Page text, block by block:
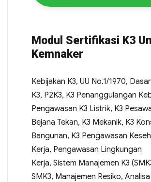
Modul Sertifikasi K3
Kemnaker
Kebijakan K3, UU No.1/1970,
K3, P2K3, K3 Penanggulangan
Pengawasan K3 Listrik, K3
Bejana Tekan, K3 Mekanik, K3
Bangunan, K3 Pengawasan
Kerja, Pengawasan Lingkungan
Kerja, Sistem Manajemen K3
SMK3, Manajemen Resiko, Analisa